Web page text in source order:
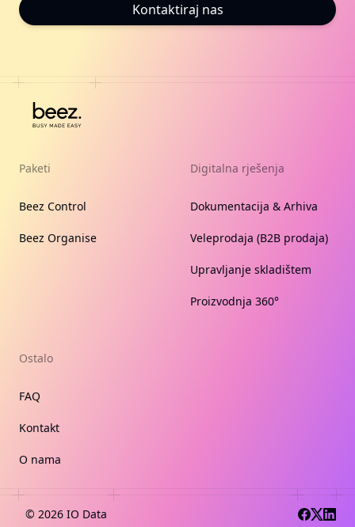
Kontaktiraj nas
Paketi
Beez Control
Beez Organise
Digitalna rješenja
Dokumentacija & Arhiva
Veleprodaja (B2B prodaja)
Upravljanje skladištem
Proizvodnja 360°
Ostalo
FAQ
Kontakt
O nama
© 2026 IO Data